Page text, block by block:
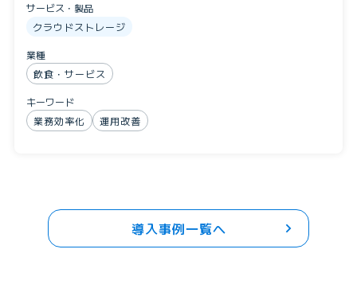
サービス・製品
クラウドストレージ
業種
飲食・サービス
キーワード
業務効率化
運用改善
導入事例一覧へ